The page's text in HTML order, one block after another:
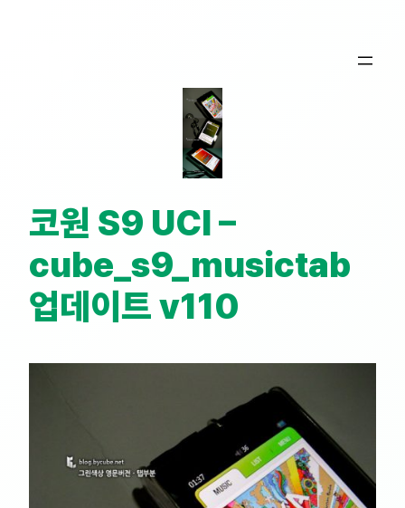
코원 S9 UCI –
cube_s9_musictab
업데이트 v110